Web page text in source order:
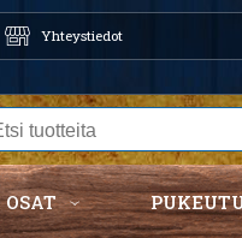
Yhteystiedot